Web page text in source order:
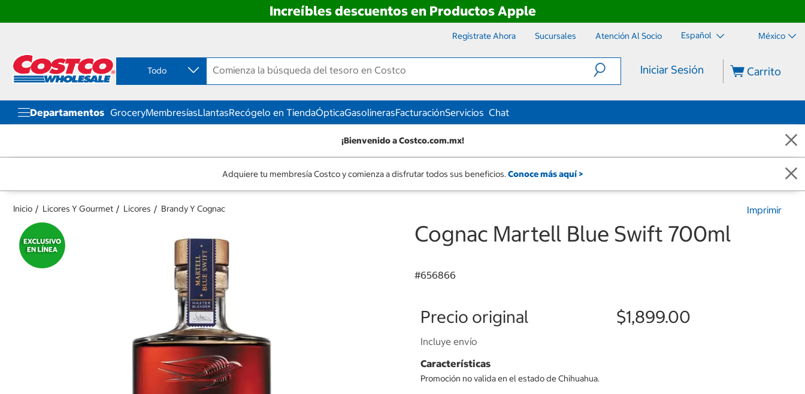
Increíbles descuentos en Productos Apple
contenido
menú
navegación
Regístrate Ahora Sucursales Atención Al Socio Español México
Todo Iniciar Sesión Carrito
Departamentos GroceryMembresíasLlantasRecógelo en TiendaÓpticaGasolinerasFacturaciónServicios Chat
¡Bienvenido a Costco.com.mx!
Adquiere tu membresía Costco y comienza a disfrutar todos sus beneficios. Conoce más aquí >
Inicio Licores Y Gourmet Licores Brandy Y Cognac Imprimir
Cognac Martell Blue Swift 700ml
#656866
Precio original $1,899.00
Incluye envío
Características
Promoción no valida en el estado de Chihuahua.